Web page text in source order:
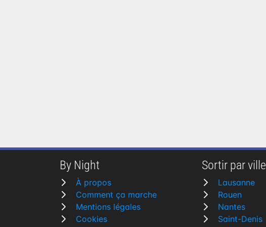
By Night
À propos
Comment ça marche
Mentions légales
Cookies
Sortir par ville
Lausanne
Rouen
Nantes
Saint-Denis